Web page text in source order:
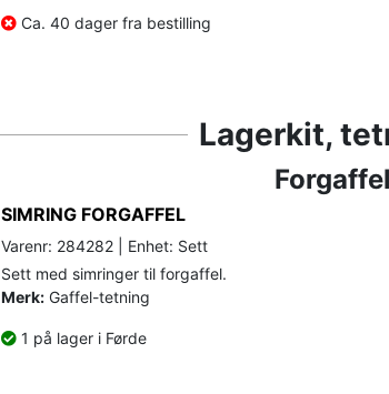
Ca. 40 dager fra bestilling
Lagerkit,
SIMRING FORGAFFEL
Varenr: 284282 | Enhet: Sett
Sett med simringer til forgaffel.
Merk: Gaffel-tetning
1 på lager i Førde